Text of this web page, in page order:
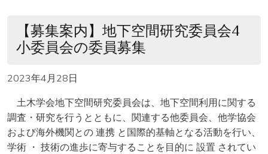
【募集案内】地下空間研究委員会4
小委員会の委員募集
2023年4月28日
土木学会地下空間研究委員会は、地下空間利用に関する
調査・研究を行うとともに、関連する他委員会、他学協会
および海外機関との 連携 と国際的基軸となる活動を行い、
学術 ・ 技術の進歩に寄与することを目的に 設置 されてい